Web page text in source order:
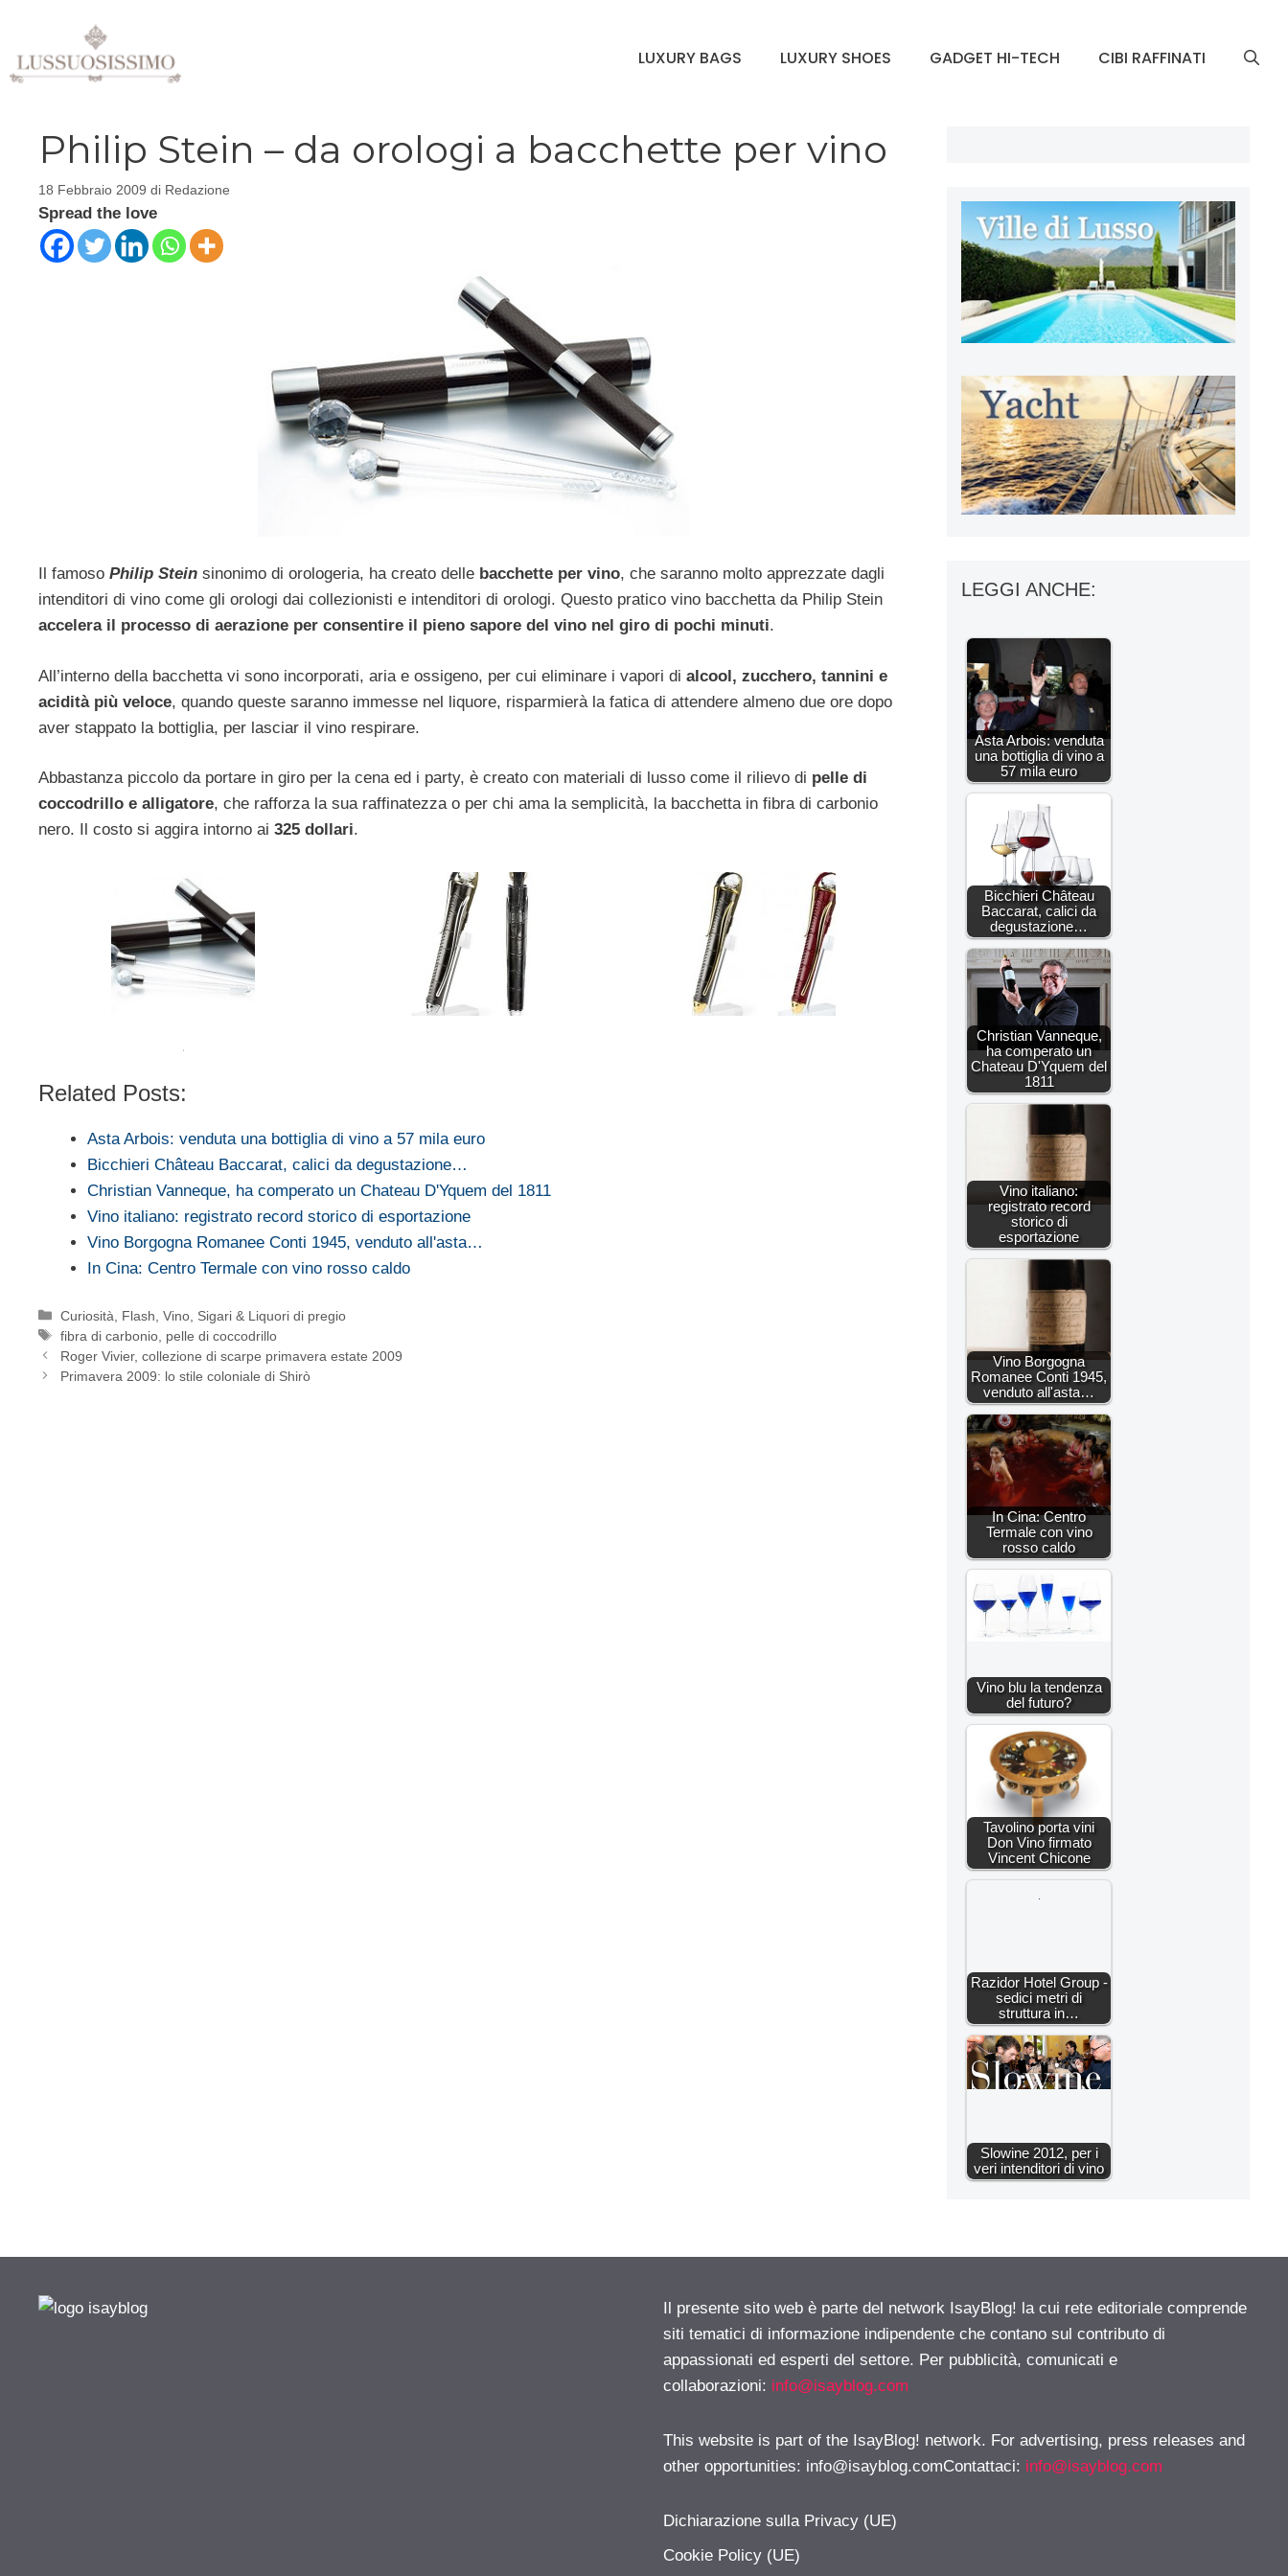
contenuto
LUXURY BAGS LUXURY SHOES GADGET HI-TECH CIBI RAFFINATI
Philip Stein – da orologi a bacchette per vino
18 Febbraio 2009 di Redazione
Spread the love
Il famoso Philip Stein sinonimo di orologeria, ha creato delle bacchette per vino, che saranno molto apprezzate dagli
intenditori di vino come gli orologi dai collezionisti e intenditori di orologi. Questo pratico vino bacchetta da Philip Stein
accelera il processo di aerazione per consentire il pieno sapore del vino nel giro di pochi minuti.
All’interno della bacchetta vi sono incorporati, aria e ossigeno, per cui eliminare i vapori di alcool, zucchero, tannini e
acidità più veloce, quando queste saranno immesse nel liquore, risparmierà la fatica di attendere almeno due ore dopo
aver stappato la bottiglia, per lasciar il vino respirare.
Abbastanza piccolo da portare in giro per la cena ed i party, è creato con materiali di lusso come il rilievo di pelle di
coccodrillo e alligatore, che rafforza la sua raffinatezza o per chi ama la semplicità, la bacchetta in fibra di carbonio
nero. Il costo si aggira intorno ai 325 dollari.
Related Posts:
Asta Arbois: venduta una bottiglia di vino a 57 mila euro
Bicchieri Château Baccarat, calici da degustazione…
Christian Vanneque, ha comperato un Chateau D'Yquem del 1811
Vino italiano: registrato record storico di esportazione
Vino Borgogna Romanee Conti 1945, venduto all'asta…
In Cina: Centro Termale con vino rosso caldo
Categorie
Curiosità Flash ,Vino, Sigari & Liquori di pregio
Tag
fibra di carbonio pelle di coccodrillo
Roger Vivier, collezione di scarpe primavera estate 2009
Primavera 2009: lo stile coloniale di Shirò
LEGGI ANCHE:
Asta Arbois: venduta
una bottiglia di vino a
57 mila euro
Bicchieri Château
Baccarat, calici da
degustazione…
Christian Vanneque,
ha comperato un
Chateau D'Yquem del
1811
Vino italiano:
registrato record
storico di
esportazione
Vino Borgogna
Romanee Conti 1945,
venduto all'asta…
In Cina: Centro
Termale con vino
rosso caldo
Vino blu la tendenza
del futuro?
Tavolino porta vini
Don Vino firmato
Vincent Chicone
Razidor Hotel Group -
sedici metri di
struttura in…
Slowine 2012, per i
veri intenditori di vino
Il presente sito web è parte del network IsayBlog! la cui rete editoriale comprende
siti tematici di informazione indipendente che contano sul contributo di
appassionati ed esperti del settore. Per pubblicità, comunicati e
collaborazioni: info@isayblog.com
This website is part of the IsayBlog! network. For advertising, press releases and
other opportunities: info@isayblog.comContattaci: info@isayblog.com
Dichiarazione sulla Privacy (UE)
Cookie Policy (UE)